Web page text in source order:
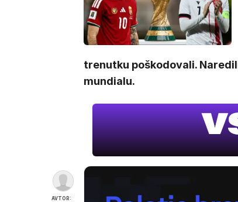
trenutku poškodovali.
mundialu.
AVTOR: